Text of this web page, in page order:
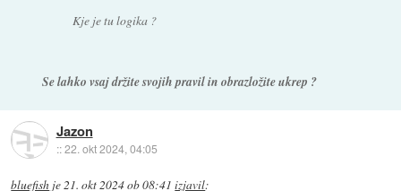
Kje je tu logika ?
Se lahko vsaj držite svojih pravil in obrazložite ukrep ?
Jazon
::22. okt 2024, 04:05
bluefish je 21. okt 2024 ob 08:41 izjavil: